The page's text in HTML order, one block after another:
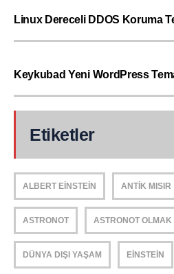
Linux Dereceli DDOS Koruma
Keykubad Yeni WordPress
Etiketler
ALBERT EINSTEIN ANTIK MISIR
ASTRONOT ASTRONOT OLMAK
DÜNYA DIŞI YAŞAM EINSTEIN